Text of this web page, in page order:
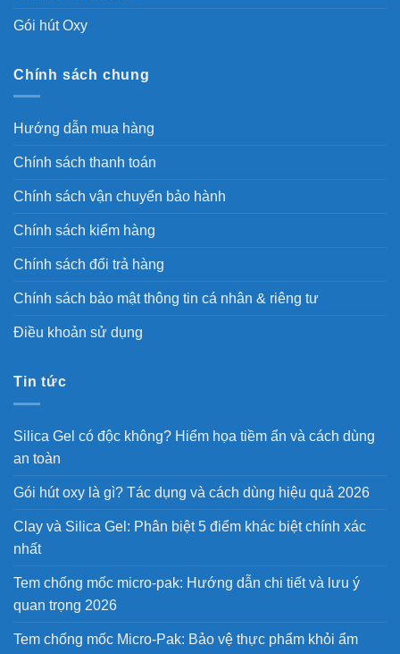
Gói hút Oxy
Chính sách chung
Hướng dẫn mua hàng
Chính sách thanh toán
Chính sách vận chuyển bảo hành
Chính sách kiểm hàng
Chính sách đổi trả hàng
Chính sách bảo mật thông tin cá nhân & riêng tư
Điều khoản sử dụng
Tin tức
Silica Gel có độc không? Hiểm họa tiềm ẩn và cách dùng
an toàn
Gói hút oxy là gì? Tác dụng và cách dùng hiệu quả 2026
Clay và Silica Gel: Phân biệt 5 điểm khác biệt chính xác
nhất
Tem chống mốc micro-pak: Hướng dẫn chi tiết và lưu ý
quan trọng 2026
Tem chống mốc Micro-Pak: Bảo vệ thực phẩm khỏi ẩm